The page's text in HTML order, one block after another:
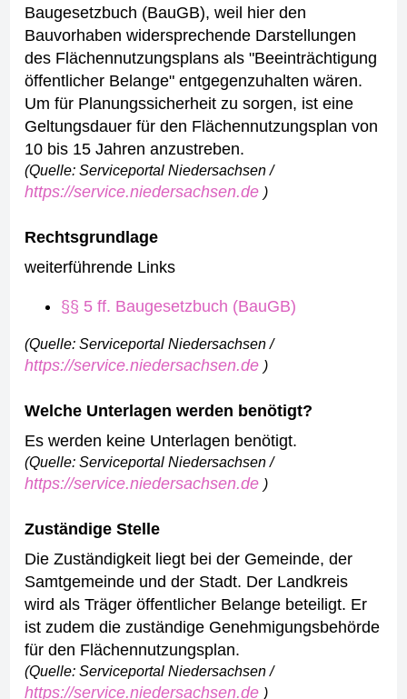
Baugesetzbuch (BauGB), weil hier den
Bauvorhaben widersprechende Darstellungen
des Flächennutzungsplans als "Beeinträchtigung
öffentlicher Belange" entgegenzuhalten wären.
Um für Planungssicherheit zu sorgen, ist eine
Geltungsdauer für den Flächennutzungsplan von
10 bis 15 Jahren anzustreben.
(Quelle: Serviceportal Niedersachsen /
https://service.niedersachsen.de )
Rechtsgrundlage
weiterführende Links
§§ 5 ff. Baugesetzbuch (BauGB)
(Quelle: Serviceportal Niedersachsen /
https://service.niedersachsen.de )
Welche Unterlagen werden benötigt?
Es werden keine Unterlagen benötigt.
(Quelle: Serviceportal Niedersachsen /
https://service.niedersachsen.de )
Zuständige Stelle
Die Zuständigkeit liegt bei der Gemeinde, der
Samtgemeinde und der Stadt. Der Landkreis
wird als Träger öffentlicher Belange beteiligt. Er
ist zudem die zuständige Genehmigungsbehörde
für den Flächennutzungsplan.
(Quelle: Serviceportal Niedersachsen /
https://service.niedersachsen.de )